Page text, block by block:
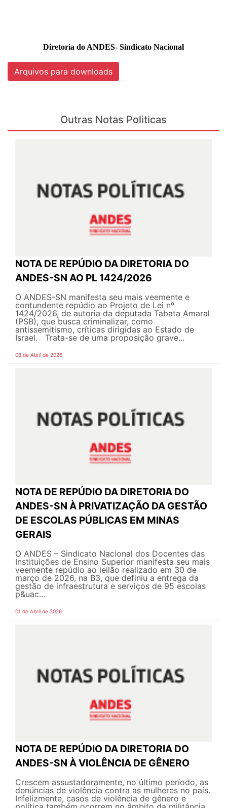
Diretoria do ANDES- Sindicato Nacional
Arquivos para downloads
Outras Notas Politicas
NOTA DE REPÚDIO DA DIRETORIA DO
ANDES-SN AO PL 1424/2026
O ANDES-SN manifesta seu mais veemente e
contundente repúdio ao Projeto de Lei nº
1424/2026, de autoria da deputada Tabata Amaral
(PSB), que busca criminalizar, como
antissemitismo, críticas dirigidas ao Estado de
Israel. Trata-se de uma proposição grave...
08 de Abril de 2026
NOTA DE REPÚDIO DA DIRETORIA DO
ANDES-SN À PRIVATIZAÇÃO DA GESTÃO
DE ESCOLAS PÚBLICAS EM MINAS
GERAIS
O ANDES – Sindicato Nacional dos Docentes das
Instituições de Ensino Superior manifesta seu mais
veemente repúdio ao leilão realizado em 30 de
março de 2026, na B3, que definiu a entrega da
gestão de infraestrutura e serviços de 95 escolas
p&uac...
01 de Abril de 2026
NOTA DE REPÚDIO DA DIRETORIA DO
ANDES-SN À VIOLÊNCIA DE GÊNERO
Crescem assustadoramente, no último período, as
denúncias de violência contra as mulheres no país.
Infelizmente, casos de violência de gênero e